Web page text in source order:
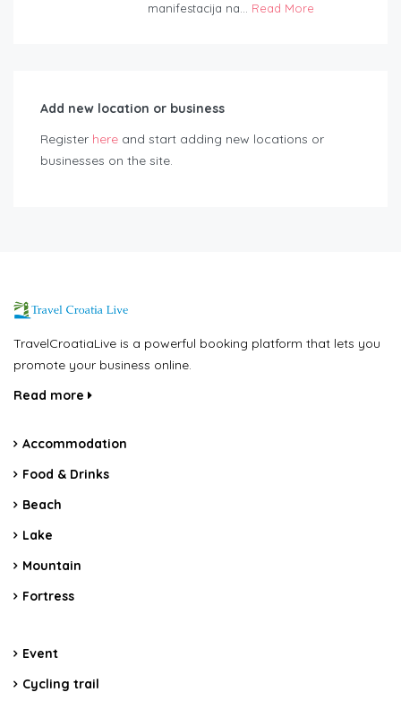
manifestacija na... Read More
Add new location or business
Register here and start adding new locations or
businesses on the site.
TravelCroatiaLive is a powerful booking platform that lets you
promote your business online.
Read more
Accommodation
Food & Drinks
Beach
Lake
Mountain
Fortress
Event
Cycling trail